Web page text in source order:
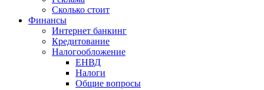
Сколько стоит
Финансы
Интернет банкинг
Кредитование
Налогообложение
ЕНВД
Налоги
Общие вопросы